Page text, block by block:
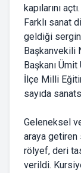
kapılarını açtı.
Farklı sanat
geldiği
Başkanvekili
Başkanı
İlçe Milli
sayıda
Geleneksel
araya getiren
rölyef, deri
verildi.